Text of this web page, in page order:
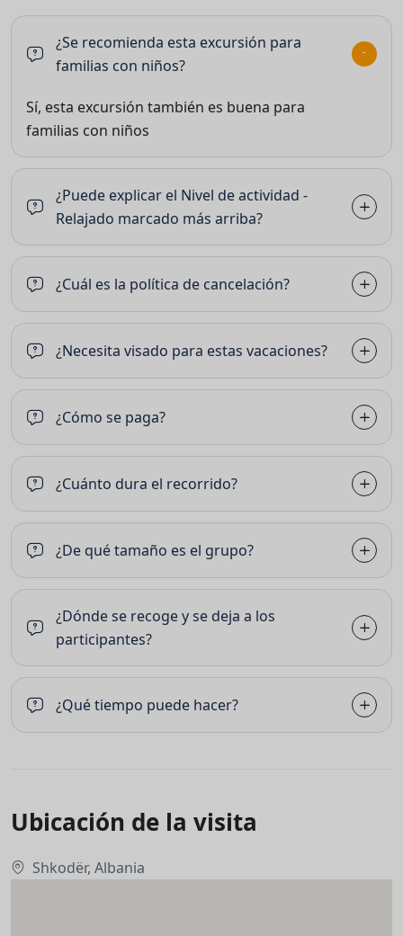
¿Se recomienda esta excursión para
familias con niños?
Sí, esta excursión también es buena para
familias con niños
¿Puede explicar el Nivel de actividad -
Relajado marcado más arriba?
¿Cuál es la política de cancelación?
¿Necesita visado para estas vacaciones?
¿Cómo se paga?
¿Cuánto dura el recorrido?
¿De qué tamaño es el grupo?
¿Dónde se recoge y se deja a los
participantes?
¿Qué tiempo puede hacer?
Ubicación de la visita
Shkodër, Albania